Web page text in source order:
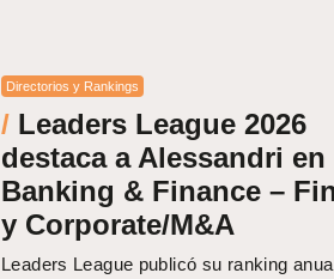
Directorios y Rankings
/ Leaders League 2026
destaca a Alessandri en
Banking & Finance –
y Corporate/M&A
Leaders League publicó su ranking